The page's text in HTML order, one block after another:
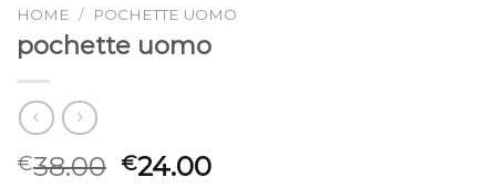
HOME / POCHETTE UOMO
pochette uomo
€38.00 €24.00